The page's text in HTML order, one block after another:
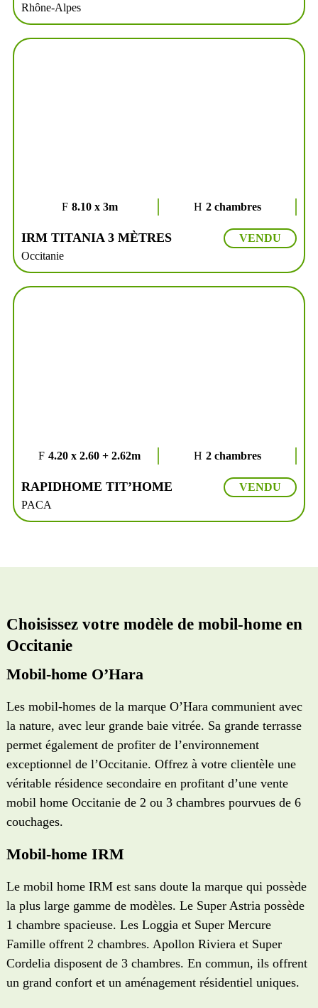
Rhône-Alpes
8.10 x 3m 2 chambres
IRM TITANIA 3 MÈTRES
Occitanie
VENDU
4.20 x 2.60 + 2.62m 2 chambres
RAPIDHOME TIT’HOME
PACA
VENDU
Choisissez votre modèle de mobil-home en
Occitanie
Mobil-home O’Hara
Les mobil-homes de la marque O’Hara communient avec
la nature, avec leur grande baie vitrée. Sa grande terrasse
permet également de profiter de l’environnement
exceptionnel de l’Occitanie. Offrez à votre clientèle une
véritable résidence secondaire en profitant d’une vente
mobil home Occitanie de 2 ou 3 chambres pourvues de 6
couchages.
Mobil-home IRM
Le mobil home IRM est sans doute la marque qui possède
la plus large gamme de modèles. Le Super Astria possède
1 chambre spacieuse. Les Loggia et Super Mercure
Famille offrent 2 chambres. Apollon Riviera et Super
Cordelia disposent de 3 chambres. En commun, ils offrent
un grand confort et un aménagement résidentiel uniques.